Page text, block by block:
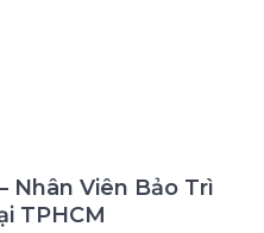
Nhân Viên Bảo Trì
TPHCM